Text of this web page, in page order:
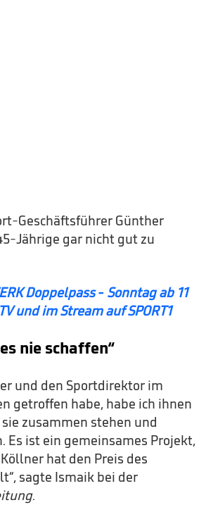
Geschäftsführer Günther
Jährige gar nicht gut zu
Doppelpass - Sonntag ab 11
und im Stream auf SPORT1
nie schaffen“
und den Sportdirektor im
getroffen habe, habe ich ihnen
zusammen stehen und
Es ist ein gemeinsames Projekt,
hat den Preis des
sagte Ismaik bei der
.